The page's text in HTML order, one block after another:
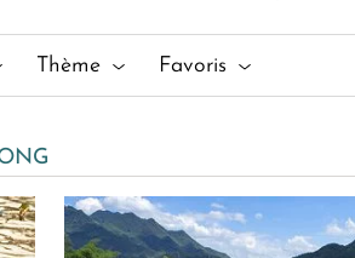
à nos côtés :Nha Trang-Ho Chi Minh
Thème Favoris